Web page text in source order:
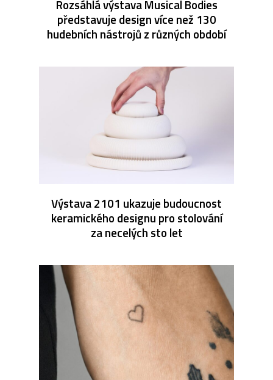
Rozsáhlá výstava Musical Bodies
představuje design více než 130
hudebních nástrojů z různých období
Výstava 2101 ukazuje budoucnost
keramického designu pro stolování
za necelých sto let